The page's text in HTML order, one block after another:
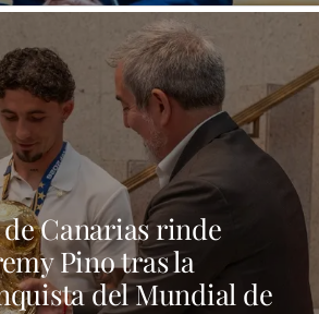
Canarias rinde
Pino tras la
del Mundial de